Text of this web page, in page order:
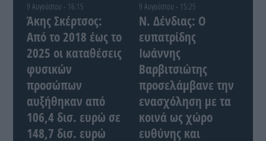
9 Αυγούστου - 16:15
Άκης Σκέρτσος:
Από το 2018 έως το
2025 οι καταθέσεις
φυσικών
προσώπων
αυξήθηκαν από
106,4 δισ. ευρώ σε
148,7 δισ. ευρώ
9 Αυγούστου - 15:25
Ν. Δένδιας: Ο
ευπατρίδης
Ιωάννης
Βαρβιτσιώτης
προσελάμβανε την
ενασχόληση με τα
κοινά ως χώρο
ευθύνης και